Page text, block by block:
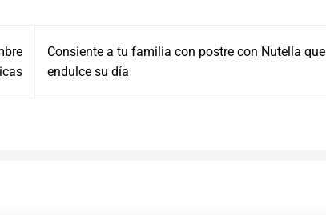
Consiente a tu familia con postre con Nutella que
endulce su día